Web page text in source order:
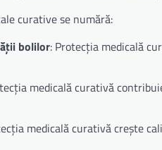
curative se numără:
bolilor: Protecția medicală
medicală curativă
medicală curativă crește